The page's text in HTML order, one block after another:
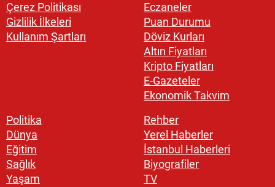
Çerez Politikası
Gizlilik İlkeleri
Kullanım Şartları
Eczaneler
Puan Durumu
Döviz Kurları
Altın Fiyatları
Kripto Fiyatları
E-Gazeteler
Ekonomik Takvim
Politika
Dünya
Eğitim
Sağlık
Yaşam
Rehber
Yerel Haberler
İstanbul Haberleri
Biyografiler
TV